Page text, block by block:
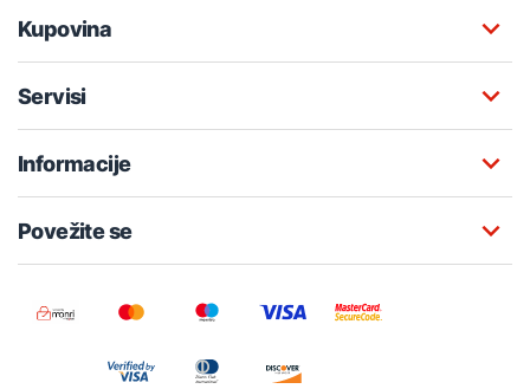
Kupovina
Servisi
Informacije
Povežite se